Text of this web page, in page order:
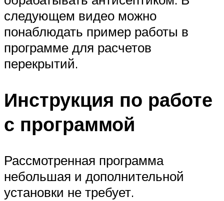
следующем видео можно
понаблюдать пример работы в
программе для расчетов
перекрытий.
Инструкция по работе
с программой
Рассмотренная программа
небольшая и дополнительной
установки не требует.